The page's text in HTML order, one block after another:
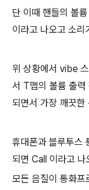
단 이때 핸들의 볼
이라고 나오고 소리
위 상황에서 vibe
서 T맵의 볼륨 출
되면서 가장 깨끗한
휴대폰과 블루투스
되면 Call 이라고 나
모든 음질이 통화프